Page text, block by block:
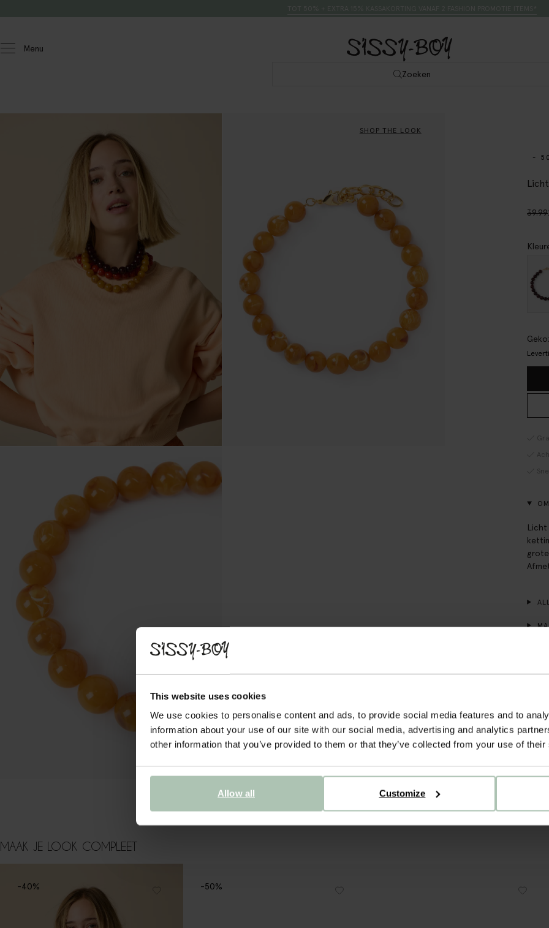
This website uses cookies
We use cookies to personalise content and ads, to provide social media features and to
information about your use of our site with our social media, advertising and analytics
other information that you’ve provided to them or that they’ve collected from your use of
Customize
Allow all
Menu
Zoeken
SHOP THE LOOK
-
39.99
Licht
MAAK JE LOOK COMPLEET
-40% -50%